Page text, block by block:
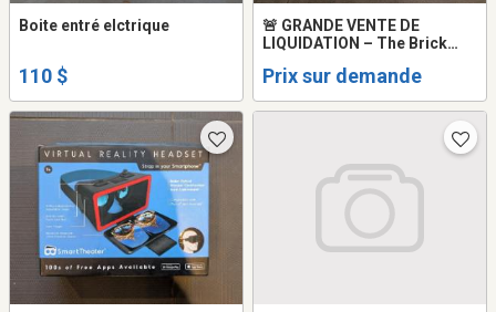
Boite entré elctrique
110 $
🚨 GRANDE VENTE DE
LIQUIDATION – The Brick
Prix sur demande